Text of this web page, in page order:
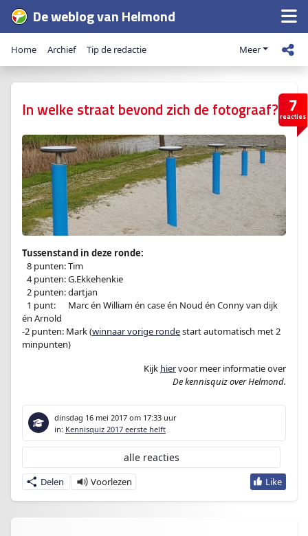
De weblog van Helmond
Home Archief Tip de redactie Meer
7
reacties
In welke straat bevond zich de fotograaf?
Tussenstand in deze ronde:
8 punten: Tim
4 punten: G.Ekkehenkie
2 punten: dartjan
1 punt:
Marc én William én case én Noud én Conny van dijk
én Arnold
-2 punten: Mark (winnaar vorige rondestart automatisch met 2
minpunten)
Kijk hiervoor meer informatie over
De kennisquiz over Helmond.
dinsdag 16 mei 2017 om 17:33 uur
in: Kennisquiz 2017 eerste helft
Delen
alle reacties